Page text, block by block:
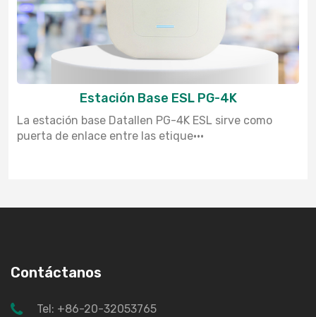
Estación Base ESL PG-4K
La estación base Datallen PG-4K ESL sirve como
puerta de enlace entre las etique···
Contáctanos
Tel: +86-20-32053765